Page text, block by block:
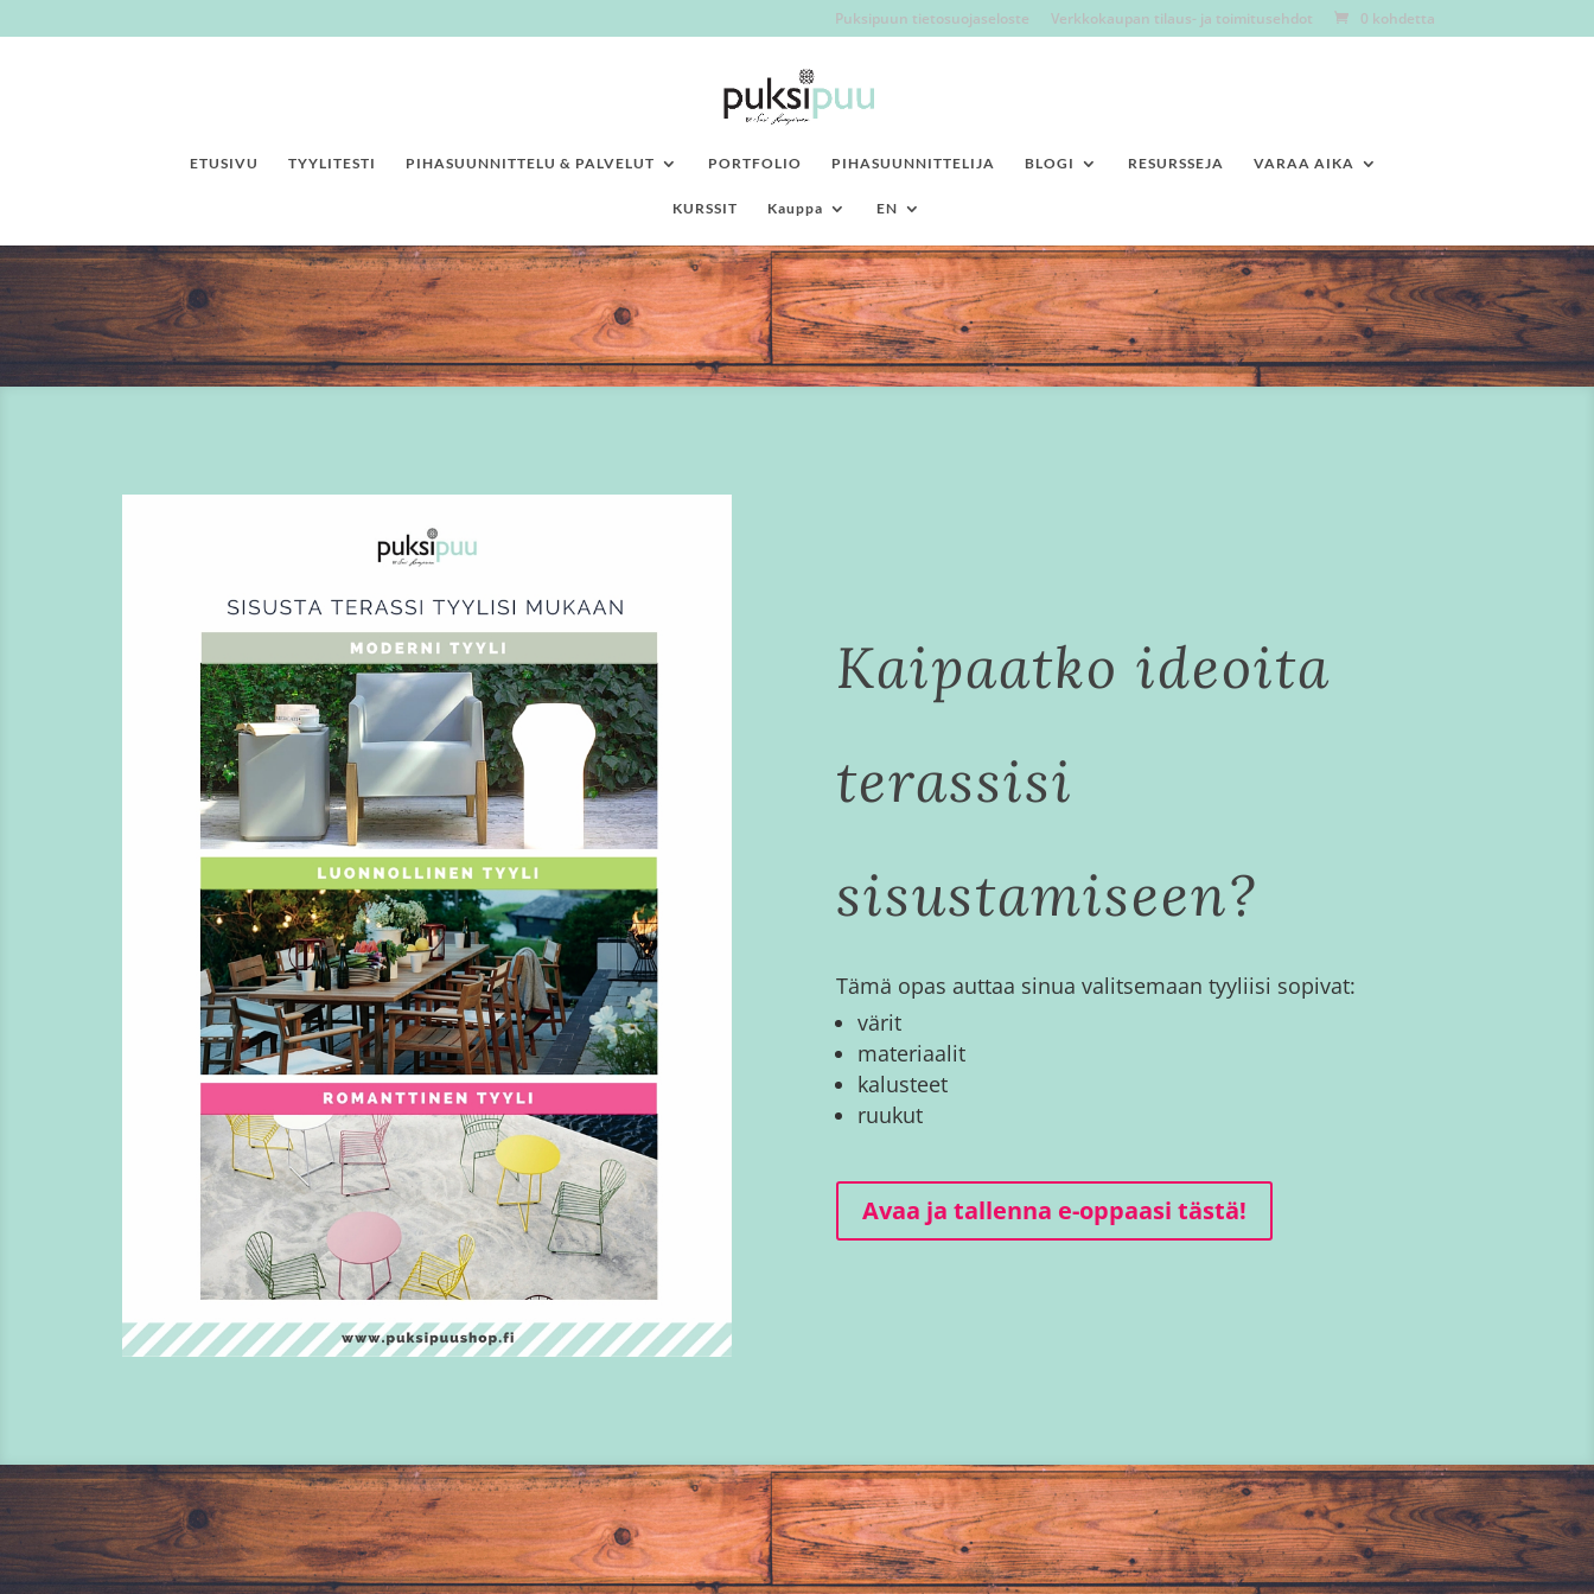
Puksipuun tietosuojaseloste Verkkokaupan tilaus- ja toimitusehdot 0 kohdetta
ETUSIVU TYYLITESTI PIHASUUNNITTELU & PALVELUT PORTFOLIO PIHASUUNNITTELIJA BLOGI RESURSSEJA VARAA AIKA
KURSSIT Kauppa EN
Kaipaatko ideoita
terassisi
sisustamiseen?
Tämä opas auttaa sinua valitsemaan tyyliisi sopivat:
värit
materiaalit
kalusteet
ruukut
Avaa ja tallenna e-oppaasi tästä!